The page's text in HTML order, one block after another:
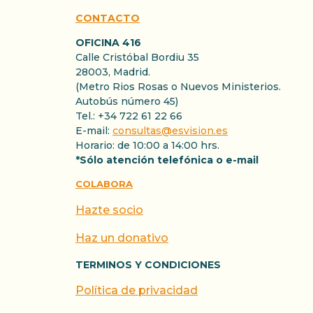
CONTACTO
OFICINA 416
Calle Cristóbal Bordiu 35
28003, Madrid.
(Metro Rios Rosas o Nuevos Ministerios.
Autobús número 45)
Tel.: +34 722 61 22 66
E-mail: consultas@esvision.es
Horario: de 10:00 a 14:00 hrs.
*Sólo atención telefónica o e-mail
COLABORA
Hazte socio
Haz un donativo
TERMINOS Y CONDICIONES
Política de privacidad